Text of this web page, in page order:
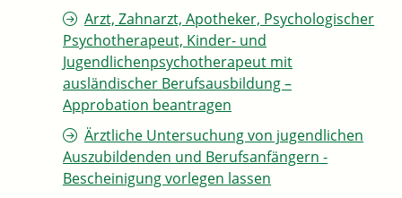
Arzt, Zahnarzt, Apotheker, Psychologischer
Psychotherapeut, Kinder- und
Jugendlichenpsychotherapeut mit
ausländischer Berufsausbildung –
Approbation beantragen
Ärztliche Untersuchung von jugendlichen
Auszubildenden und Berufsanfängern -
Bescheinigung vorlegen lassen